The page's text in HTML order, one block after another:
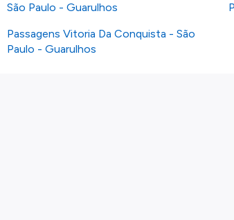
São Paulo - Guarulhos
Passagens Vitoria Da Conquista - São
Paulo - Guarulhos